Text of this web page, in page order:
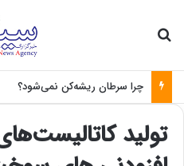
چرا سرطان ریشه‌کن نمی‌شود؟
تولید